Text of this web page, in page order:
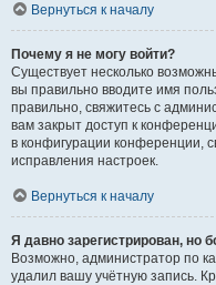
Вернуться к началу
Почему я не могу войти?
Существует несколько
вы правильно вводите имя
правильно, свяжитесь с
вам закрыт доступ к
в конфигурации конференции,
исправления настроек.
Вернуться к началу
Я давно зарегистрирован, но
Возможно, администратор по
удалил вашу учётную запись.